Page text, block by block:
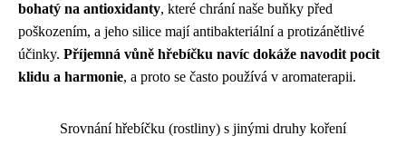
bohatý na antioxidanty, které chrání naše buňky před
poškozením, a jeho silice mají antibakteriální a protizánětlivé
účinky. Příjemná vůně hřebíčku navíc dokáže navodit pocit
klidu a harmonie, a proto se často používá v aromaterapii.
Srovnání hřebíčku (rostliny) s jinými druhy koření